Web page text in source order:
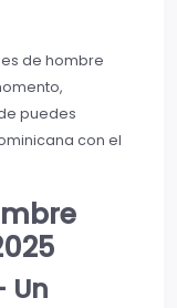
de hombre
puedes
con el
Un